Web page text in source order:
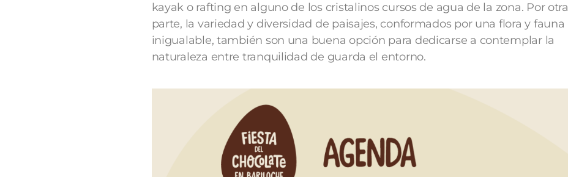
kayak o rafting en alguno de los cristalinos cursos de agua de la zona. Por otra
parte, la variedad y diversidad de paisajes, conformados por una flora y fauna
inigualable, también son una buena opción para dedicarse a contemplar la
naturaleza entre tranquilidad de guarda el entorno.